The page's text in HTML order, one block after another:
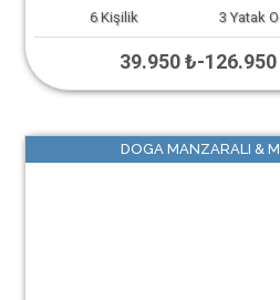
6 Kişilik 3 Yatak
39.950 ₺-126.950
DOGA MANZARALI &